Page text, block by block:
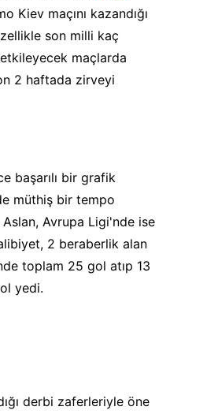
Kiev maçını kazandığı
son milli kaç
etkileyecek maçlarda
2 haftada zirveyi
başarılı bir grafik
müthiş bir tempo
Avrupa Ligi'nde ise
2 beraberlik alan
toplam 25 gol atıp 13
yedi.
derbi zaferleriyle öne